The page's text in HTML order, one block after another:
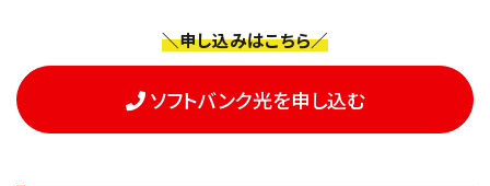
＼申し込みはこちら／
ソフトバンク光を申し込む